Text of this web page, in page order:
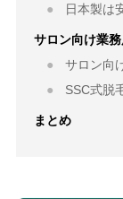
日本製は
サロン向け業
サロン向
SSC式脱
まとめ